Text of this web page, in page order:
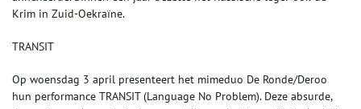
Krim in Zuid-Oekraïne.
TRANSIT
Op woensdag 3 april presenteert het mimeduo De Ronde/Deroo
hun performance TRANSIT (Language No Problem). Deze absurde,